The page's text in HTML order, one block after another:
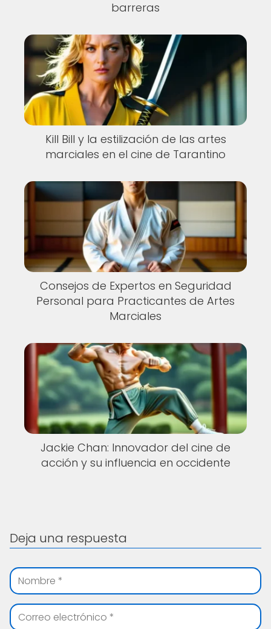
barreras
Kill Bill y la estilización de las artes
marciales en el cine de Tarantino
Consejos de Expertos en Seguridad
Personal para Practicantes de Artes
Marciales
Jackie Chan: Innovador del cine de
acción y su influencia en occidente
Deja una respuesta